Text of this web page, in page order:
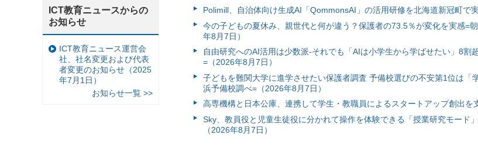
Polimill、自治体向け生成AI「QommonsAI」の活用研修を北海道新冠町で
今の子どもの夏休み、親世代と何が違う？保護者の73.5％が変化を実感=
年8月7日）
自由研究へのAI活用は少数派-それでも「AIは小学生から学ばせたい」8割
=（2026年8月7日）
子どもを難関大学に進学させたい保護者調査 予備校選びの不安第1位は「
浜予備校調べ=（2026年8月7日）
高専機構と日本公庫、連携して学生・教職員によるスタートアップ創出を
Sky、教員役と児童生徒役に分かれて操作を体験できる「授業研究モード
（2026年8月7日）
ICT教育ニュースからの
お知らせ
ICT教育ニュース運営会
社、社名変更および代表
者変更のお知らせ（2025
年7月1日）
お知らせ一覧 >>